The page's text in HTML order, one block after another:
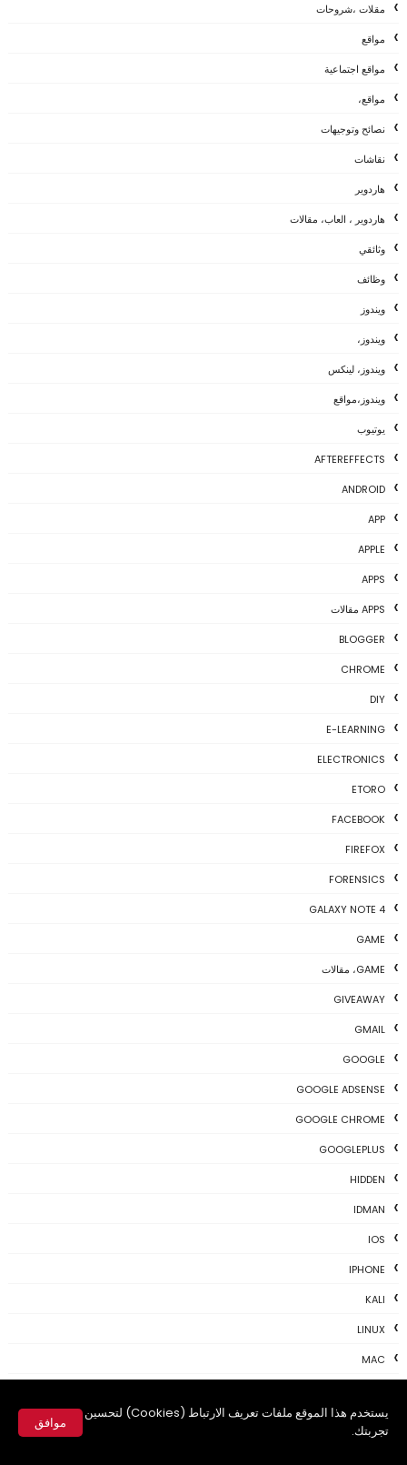
يستخدم هذا الموقع ملفات تعريف الارتباط (Cookies) لتحسين
تجربتك.
موافق
مقلات ،شروحات
مواقع
مواقع اجتماعية
مواقع،
نصائح وتوجيهات
نقاشات
هاردوير
هاردوير ، العاب، مقالات
وثائقي
وظائف
ويندوز
ويندوز،
ويندوز، لينكس
ويندوز،مواقع
يوتيوب
AFTEREFFECTS
ANDROID
APP
APPLE
APPS
APPS مقالات
BLOGGER
CHROME
DIY
E-LEARNING
ELECTRONICS
ETORO
FACEBOOK
FIREFOX
FORENSICS
GALAXY NOTE 4
GAME
GAME، مقالات
GIVEAWAY
GMAIL
GOOGLE
GOOGLE ADSENSE
GOOGLE CHROME
GOOGLEPLUS
HIDDEN
IDMAN
IOS
IPHONE
KALI
LINUX
MAC
MAC-TIPS